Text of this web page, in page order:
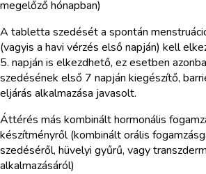
megelőző hónapban)
A tabletta szedését a spontán
(vagyis a havi vérzés első napján) kell
5. napján is elkezdhető, ez esetben
szedésének első 7 napján kiegészítő,
eljárás alkalmazása javasolt.
Áttérés más kombinált hormonális
készítményről (kombinált orális
szedéséről, hüvelyi gyűrű, vagy
alkalmazásáról)